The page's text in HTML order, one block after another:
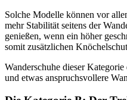
Solche Modelle können vor
mehr Stabilität seitens der
genießen, wenn ein höher
somit zusätzlichen
Wanderschuhe dieser
und etwas anspruchsvollere